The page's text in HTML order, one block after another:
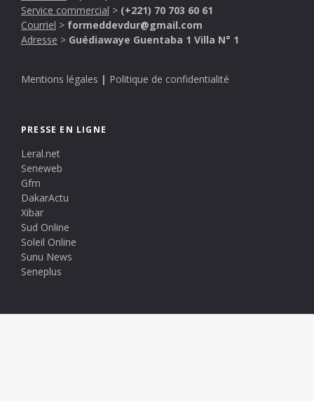
Service commercial > (+221) 70 703 60 61
Courriel > formeddevdur@gmail.com
Adresse > Guédiawaye Guentaba 1 Villa N° 1
Mentions légales | Politique de confidentialité
PRESSE EN LIGNE
Leral.net
Seneweb
Gfm
DakarActu
Xibar
Sud Online
Soleil Online
Sunu News
Seneplus